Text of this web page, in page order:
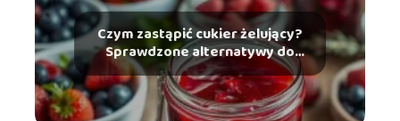
Czym zastąpić cukier żelujący?
Sprawdzone alternatywy do
dżemów